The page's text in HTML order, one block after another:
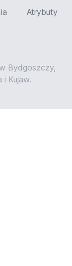
Atrybuty
Bydgoszczy,
i Kujaw.